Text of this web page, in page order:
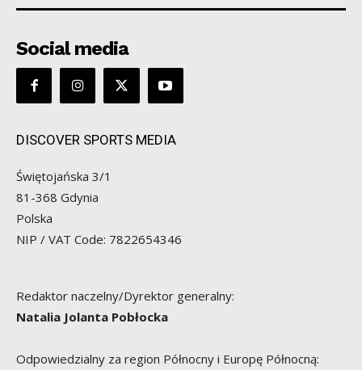
Social media
DISCOVER SPORTS MEDIA
Świętojańska 3/1
81-368 Gdynia
Polska
NIP / VAT Code: 7822654346
Redaktor naczelny/Dyrektor generalny:
Natalia Jolanta Pobłocka
Odpowiedzialny za region Północny i Europę Północną: